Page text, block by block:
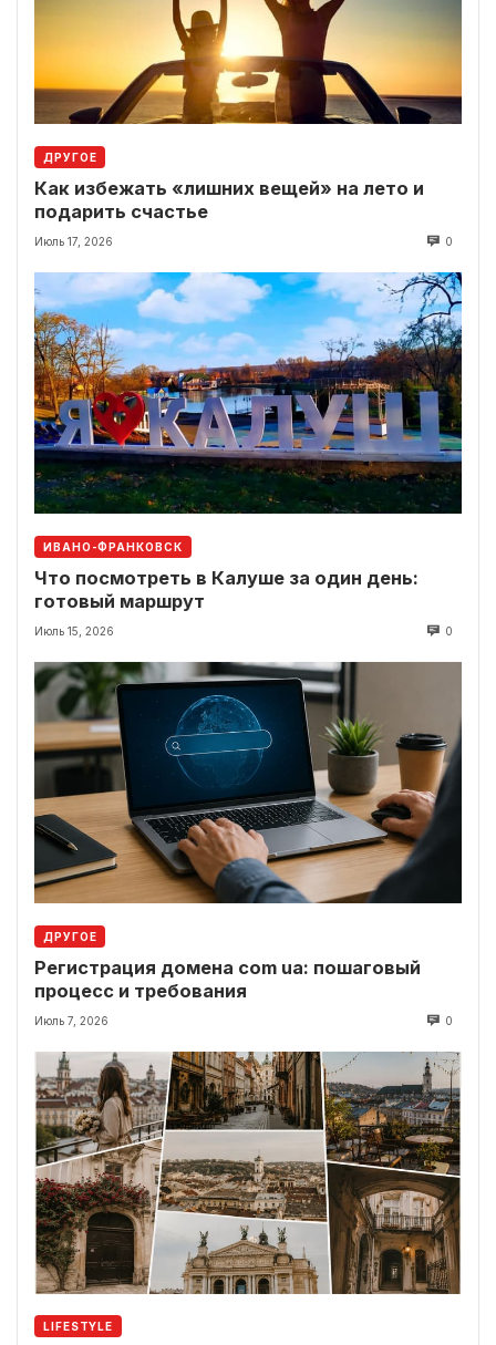
ДРУГОЕ
Как избежать «лишних вещей» на лето и
подарить счастье
Июль 17, 2026 0
ИВАНО-ФРАНКОВСК
Что посмотреть в Калуше за один день:
готовый маршрут
Июль 15, 2026 0
ДРУГОЕ
Регистрация домена com ua: пошаговый
процесс и требования
Июль 7, 2026 0
LIFESTYLE